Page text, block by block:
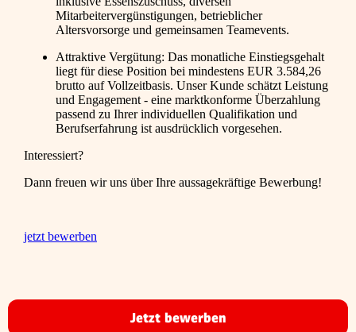
Mitarbeitervergünstigungen, betrieblicher
Altersvorsorge und gemeinsamen Teamevents.
Attraktive Vergütung: Das monatliche Einstiegsgehalt
liegt für diese Position bei mindestens EUR 3.584,26
brutto auf Vollzeitbasis. Unser Kunde schätzt Leistung
und Engagement - eine marktkonforme Überzahlung
passend zu Ihrer individuellen Qualifikation und
Berufserfahrung ist ausdrücklich vorgesehen.
Interessiert?
Dann freuen wir uns über Ihre aussagekräftige Bewerbung!
jetzt bewerben
Jetzt bewerben